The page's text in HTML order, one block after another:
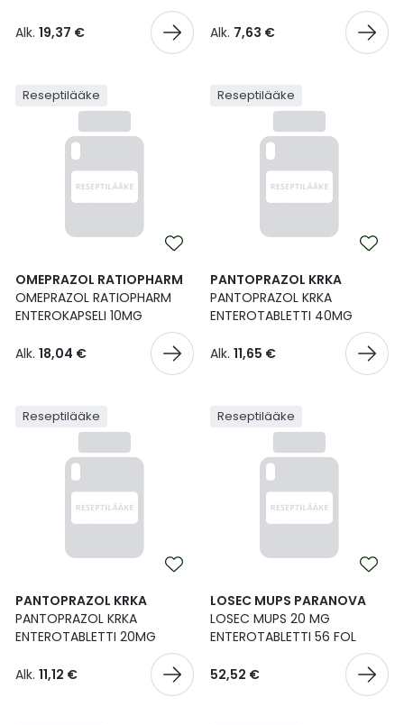
Alk. 19,37 € Alk. 7,63 €
Reseptilääke
OMEPRAZOL RATIOPHARM
OMEPRAZOL RATIOPHARM
ENTEROKAPSELI 10MG
Alk. 18,04 €
Reseptilääke
PANTOPRAZOL KRKA
PANTOPRAZOL KRKA
ENTEROTABLETTI 40MG
Alk. 11,65 €
Reseptilääke
PANTOPRAZOL KRKA
PANTOPRAZOL KRKA
ENTEROTABLETTI 20MG
Alk. 11,12 €
Reseptilääke
LOSEC MUPS PARANOVA
LOSEC MUPS 20 MG
ENTEROTABLETTI 56 FOL
52,52 €